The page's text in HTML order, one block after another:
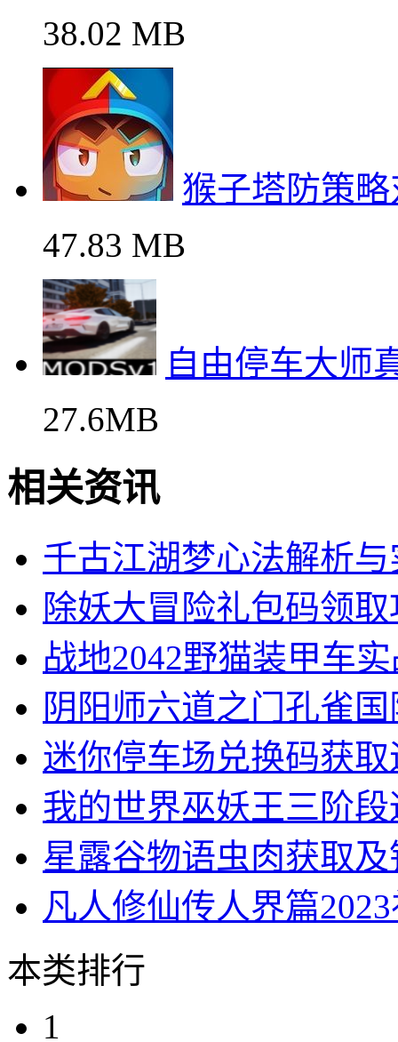
38.02 MB
猴子塔防策
47.83 MB
自由停车大师
27.6MB
相关资讯
千古江湖梦心法解析
除妖大冒险礼包码领
战地2042野猫装甲车
阴阳师六道之门孔雀
迷你停车场兑换码获
我的世界巫妖王三阶段
星露谷物语虫肉获取
凡人修仙传人界篇
本类排行
1